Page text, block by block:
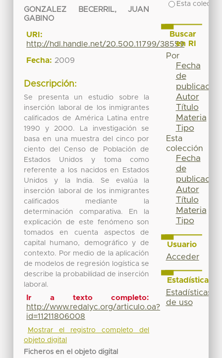
GONZALEZ BECERRIL, JUAN
GABINO
URI:
http://hdl.handle.net/20.500.11799/38559
Fecha: 2009
Descripción:
Se presenta un estudio sobre la
inserción laboral de los inmigrantes
calificados de América Latina entre
1990 y 2000. La investigación se
basa en una muestra del cinco por
ciento del Censo de Población de
Estados Unidos y toma como
referente a los nacidos en Estados
Unidos y la India. Se evalúa la
inserción laboral de los inmigrantes
calificados mediante la
determinación comparativa. En la
explicación de este fenómeno son
tomados en cuenta aspectos de
capital humano, demográfico y de
contexto. Por medio de la aplicación
de modelos de regresión logística se
describe la probabilidad de inserción
laboral.
Ir a texto completo:
http://www.redalyc.org/articulo.oa?
id=11211806008
Mostrar el registro completo del
objeto digital
Ficheros en el objeto digital
Esta
Buscar
en RI
Por
Fecha
de
publicación
Autor
Título
Materia
Tipo
Esta
colección
Fecha
de
publicación
Autor
Título
Materia
Tipo
Usuario
Acceder
Estadísticas
Estadísticas
de uso